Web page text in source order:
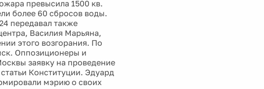
превысила 1500 кв.
более 60 сбросов воды.
передавал также
Василия Марьяна,
этого возгорания. По
Оппозиционеры и
заявку на проведение
Конституции. Эдуард
мэрию о своих